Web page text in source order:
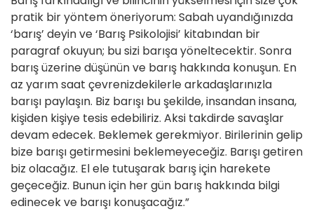
pratik bir yöntem öneriyorum: Sabah uyandığınızda
‘barış’ deyin ve ‘Barış Psikolojisi’ kitabından bir
paragraf okuyun; bu sizi barışa yöneltecektir. Sonra
barış üzerine düşünün ve barış hakkında konuşun. En
az yarım saat çevrenizdekilerle arkadaşlarınızla
barışı paylaşın. Biz barışı bu şekilde, insandan insana,
kişiden kişiye tesis edebiliriz. Aksi takdirde savaşlar
devam edecek. Beklemek gerekmiyor. Birilerinin gelip
bize barışı getirmesini beklemeyeceğiz. Barışı getiren
biz olacağız. El ele tutuşarak barış için harekete
geçeceğiz. Bunun için her gün barış hakkında bilgi
edinecek ve barışı konuşacağız.”